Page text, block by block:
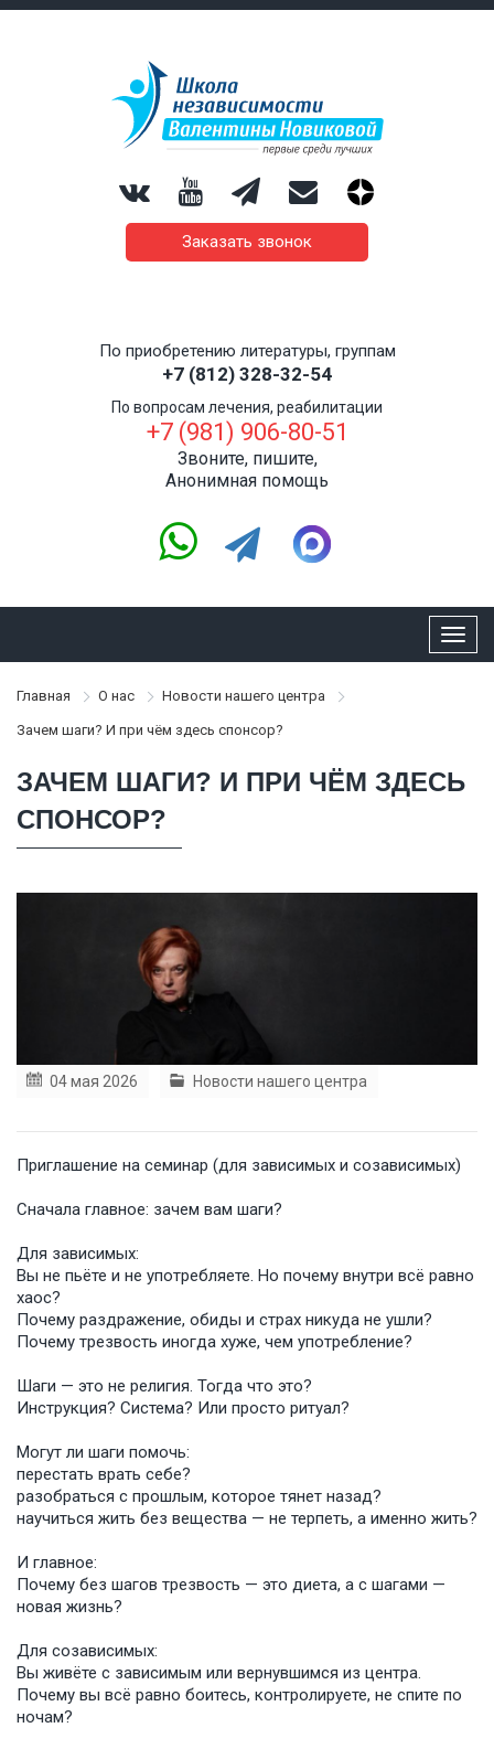
Заказать звонок
По приобретению литературы, группам
+7 (812) 328-32-54
По вопросам лечения, реабилитации
+7 (981) 906-80-51
Звоните, пишите,
Анонимная помощь
Главная О нас Новости нашего центра
Зачем шаги? И при чём здесь спонсор?
ЗАЧЕМ ШАГИ? И ПРИ ЧЁМ ЗДЕСЬ
СПОНСОР?
04 мая 2026 Новости нашего центра
Приглашение на семинар (для зависимых и созависимых)
Сначала главное: зачем вам шаги?
Для зависимых:
Вы не пьёте и не употребляете. Но почему внутри всё равно
хаос?
Почему раздражение, обиды и страх никуда не ушли?
Почему трезвость иногда хуже, чем употребление?
Шаги — это не религия. Тогда что это?
Инструкция? Система? Или просто ритуал?
Могут ли шаги помочь:
перестать врать себе?
разобраться с прошлым, которое тянет назад?
научиться жить без вещества — не терпеть, а именно жить?
И главное:
Почему без шагов трезвость — это диета, а с шагами —
новая жизнь?
Для созависимых:
Вы живёте с зависимым или вернувшимся из центра.
Почему вы всё равно боитесь, контролируете, не спите по
ночам?